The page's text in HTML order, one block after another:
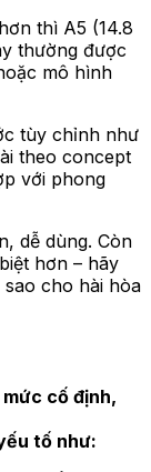
thì A5 (14.8
thường được
mô hình
tùy chỉnh như
theo concept
với phong
dễ dùng. Còn
hơn – hãy
cho hài hòa
cố định,
tố như: